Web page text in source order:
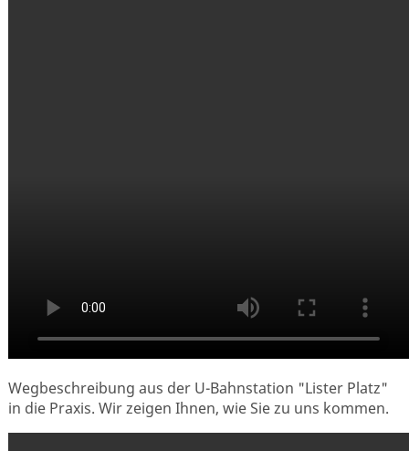
Wegbeschreibung aus der U-Bahnstation "Lister Platz"
in die Praxis. Wir zeigen Ihnen, wie Sie zu uns kommen.